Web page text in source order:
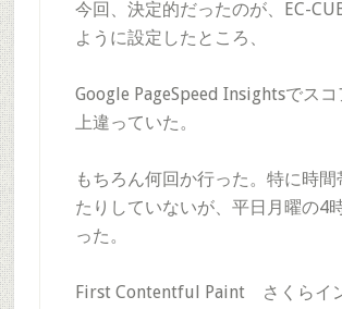
今回、決定的だったのが、EC-
ように設定したところ、
Google PageSpeed Insightsでス
上違っていた。
もちろん何回か行った。特に時間
たりしていないが、平日月曜の4
った。
First Contentful Paint さくらイ